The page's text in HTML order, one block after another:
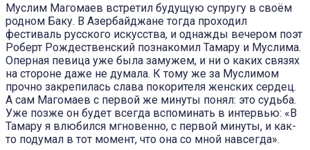
Муслим Магомаев встретил будущую супругу в своём
родном Баку. В Азербайджане тогда проходил
фестиваль русского искусства, и однажды вечером поэт
Роберт Рождественский познакомил Тамару и Муслима.
Оперная певица уже была замужем, и ни о каких связях
на стороне даже не думала. К тому же за Муслимом
прочно закрепилась слава покорителя женских сердец.
А сам Магомаев с первой же минуты понял: это судьба.
Уже позже он будет всегда вспоминать в интервью: «В
Тамару я влюбился мгновенно, с первой минуты, и как-
то подумал в тот момент, что она со мной навсегда».